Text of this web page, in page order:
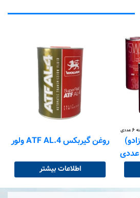
روغن گیربکس ATF AL.4 ولور
اطلاعات بیشتر